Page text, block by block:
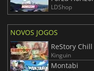
LDShop
NOVOS JOGOS
ReStory
Kinguin
Montabi